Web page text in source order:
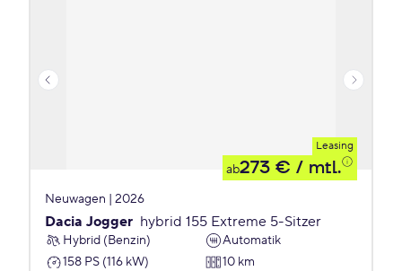
Leasing
ab273 € / mtl.
Neuwagen | 2026
Dacia Jogger hybrid 155 Extreme 5-Sitzer
Hybrid (Benzin)
Automatik
158 PS (116 kW)
10 km